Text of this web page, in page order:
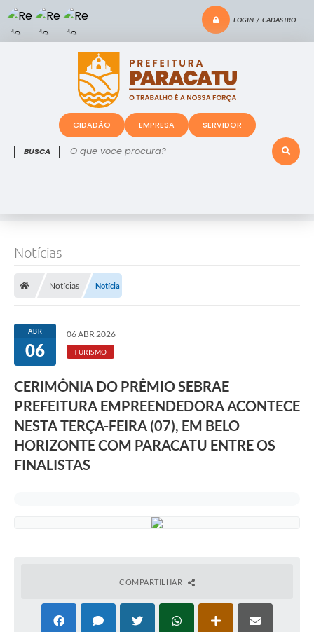
LOGIN / CADASTRO
O que voce procura?
CIDADÃO EMPRESA SERVIDOR
Notícias
Notícias Notícia
ABR
06
06 ABR 2026
TURISMO
CERIMÔNIA DO PRÊMIO SEBRAE
PREFEITURA EMPREENDEDORA ACONTECE
NESTA TERÇA-FEIRA (07), EM BELO
HORIZONTE COM PARACATU ENTRE OS
FINALISTAS
COMPARTILHAR